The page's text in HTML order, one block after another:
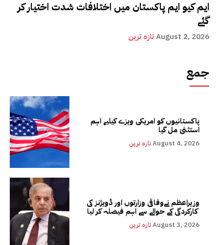
ایم کیو ایم پاکستان میں اختلافات شدت اختیار کر
گئے
تازہ ترینAugust 2, 2026
جمع
پاکستانیوں کو امریکی ویزے کیلیے اہم
استثنیٰ مل گیا
تازہ ترینAugust 4, 2026
وزیراعظم نےوفاقی وزارتوں اور ڈویژنز کی
کارکردگی کے حوالے سے اہم فیصلہ کر لیا
تازہ ترینAugust 3, 2026